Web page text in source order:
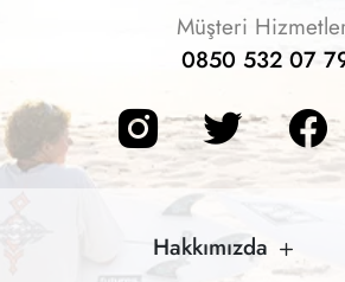
Müşteri
0850 532 07
Hakkımızda